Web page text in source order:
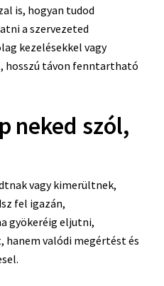
is, hogyan tudod
a szervezeted
kezelésekkel vagy
hosszú távon fenntartható
neked szól,
vagy kimerültnek,
fel igazán,
gyökeréig eljutni,
hanem valódi megértést és